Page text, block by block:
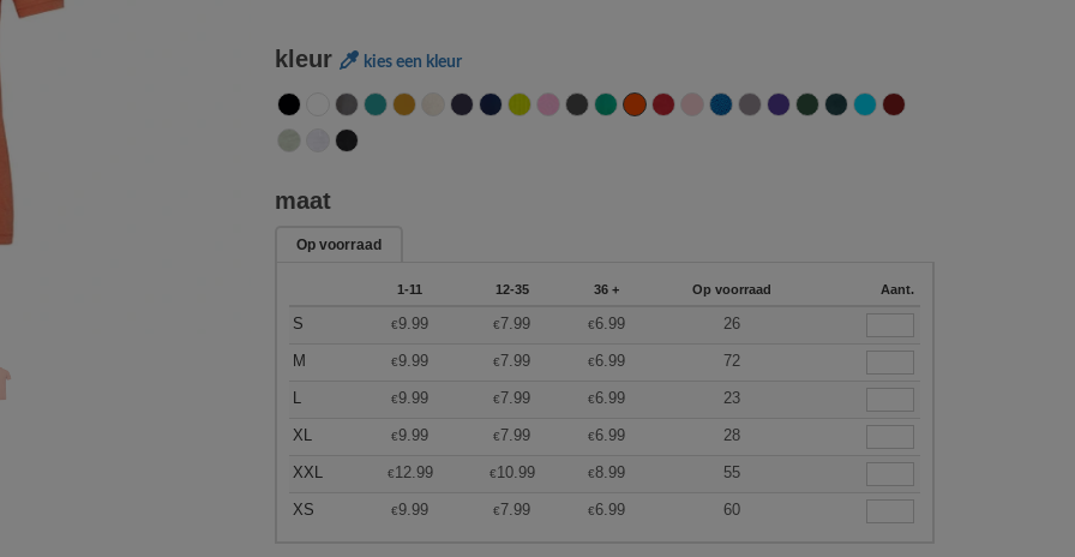
kleur kies een kleur
maat
Op voorraad
1-11 12-35 36 + Op voorraad Aant.
S €9.99 €7.99 €6.99 26
M €9.99 €7.99 €6.99 72
L €9.99 €7.99 €6.99 23
XL €9.99 €7.99 €6.99 28
XXL €12.99 €10.99 €8.99 55
XS €9.99 €7.99 €6.99 60